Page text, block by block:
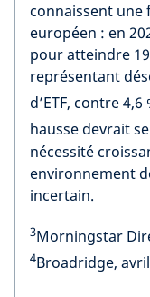
connaissent une
européen : en
pour atteindre
représentant
d’ETF, contre 4,6
hausse devrait
nécessité
environnement
incertain.
3Morningstar
4Broadridge,